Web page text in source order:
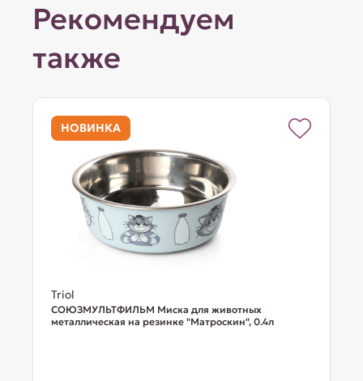
Рекомендуем
также
НОВИНКА
Triol
СОЮЗМУЛЬТФИЛЬМ Миска для животных
металлическая на резинке "Матроскин", 0.4л